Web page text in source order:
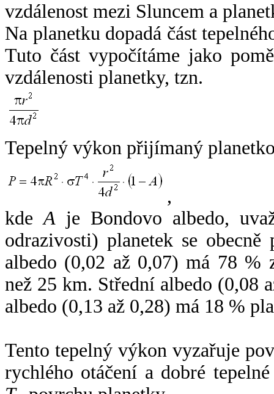
vzdálenost mezi Sluncem a
Na planetku dopadá část
Tuto část vypočítáme jako
vzdálenosti planetky, tzn.
Tepelný výkon přijímaný
,
kdeA je Bondovo albedo,
odrazivosti) planetek se
albedo (0,02 až 0,07) má 78 %
než 25 km. Střední albedo (0,08
albedo (0,13 až 0,28) má 18 %
Tento tepelný výkon vyzařuje
rychlého otáčení a dobré